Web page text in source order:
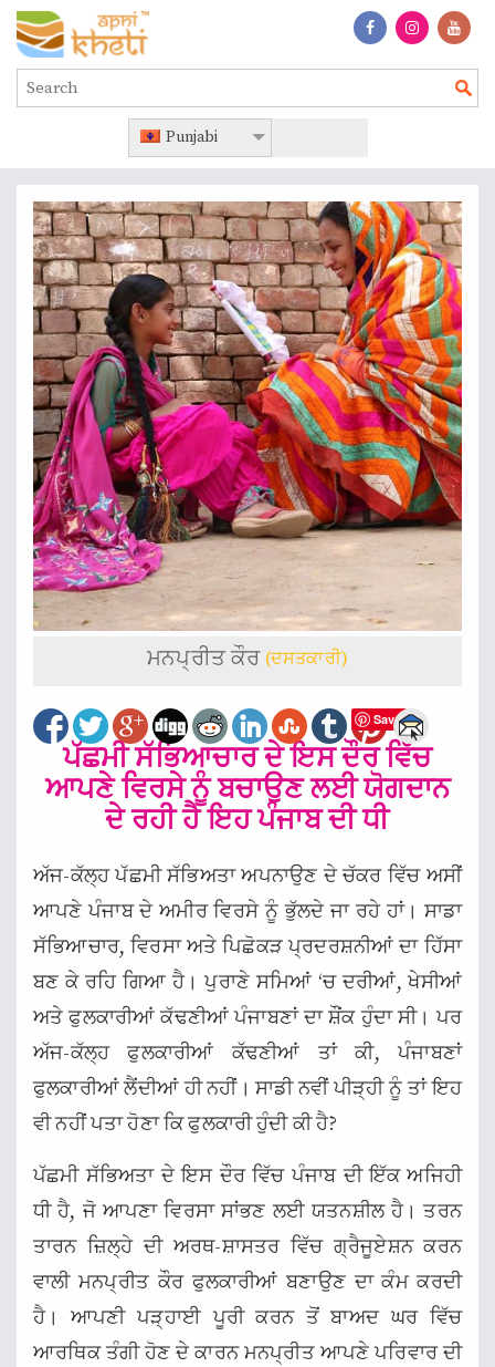
Punjabi
ਮਨਪ੍ਰੀਤ ਕੌਰ (ਦਸਤਕਾਰੀ)
Save
ਪੱਛਮੀ ਸੱਭਿਆਚਾਰ ਦੇ ਇਸ ਦੌਰ ਵਿੱਚ
ਆਪਣੇ ਵਿਰਸੇ ਨੂੰ ਬਚਾਉਣ ਲਈ ਯੋਗਦਾਨ
ਦੇ ਰਹੀ ਹੈ ਇਹ ਪੰਜਾਬ ਦੀ ਧੀ
ਅੱਜ-ਕੱਲ੍ਹ ਪੱਛਮੀ ਸੱਭਿਅਤਾ ਅਪਨਾਉਣ ਦੇ ਚੱਕਰ ਵਿੱਚ ਅਸੀਂ
ਆਪਣੇ ਪੰਜਾਬ ਦੇ ਅਮੀਰ ਵਿਰਸੇ ਨੂੰ ਭੁੱਲਦੇ ਜਾ ਰਹੇ ਹਾਂ। ਸਾਡਾ
ਸੱਭਿਆਚਾਰ, ਵਿਰਸਾ ਅਤੇ ਪਿਛੋਕੜ ਪ੍ਰਦਰਸ਼ਨੀਆਂ ਦਾ ਹਿੱਸਾ
ਬਣ ਕੇ ਰਹਿ ਗਿਆ ਹੈ। ਪੁਰਾਣੇ ਸਮਿਆਂ ‘ਚ ਦਰੀਆਂ, ਖੇਸੀਆਂ
ਅਤੇ ਫੁਲਕਾਰੀਆਂ ਕੱਢਣੀਆਂ ਪੰਜਾਬਣਾਂ ਦਾ ਸ਼ੌਂਕ ਹੁੰਦਾ ਸੀ। ਪਰ
ਅੱਜ-ਕੱਲ੍ਹ ਫੁਲਕਾਰੀਆਂ ਕੱਢਣੀਆਂ ਤਾਂ ਕੀ, ਪੰਜਾਬਣਾਂ
ਫੁਲਕਾਰੀਆਂ ਲੈਂਦੀਆਂ ਹੀ ਨਹੀਂ। ਸਾਡੀ ਨਵੀਂ ਪੀੜ੍ਹੀ ਨੂੰ ਤਾਂ ਇਹ
ਵੀ ਨਹੀਂ ਪਤਾ ਹੋਣਾ ਕਿ ਫੁਲਕਾਰੀ ਹੁੰਦੀ ਕੀ ਹੈ?
ਪੱਛਮੀ ਸੱਭਿਅਤਾ ਦੇ ਇਸ ਦੌਰ ਵਿੱਚ ਪੰਜਾਬ ਦੀ ਇੱਕ ਅਜਿਹੀ
ਧੀ ਹੈ, ਜੋ ਆਪਣਾ ਵਿਰਸਾ ਸਾਂਭਣ ਲਈ ਯਤਨਸ਼ੀਲ ਹੈ। ਤਰਨ
ਤਾਰਨ ਜ਼ਿਲ੍ਹੇ ਦੀ ਅਰਥ-ਸ਼ਾਸਤਰ ਵਿੱਚ ਗ੍ਰੈਜੂਏਸ਼ਨ ਕਰਨ
ਵਾਲੀ ਮਨਪ੍ਰੀਤ ਕੌਰ ਫੁਲਕਾਰੀਆਂ ਬਣਾਉਣ ਦਾ ਕੰਮ ਕਰਦੀ
ਹੈ। ਆਪਣੀ ਪੜ੍ਹਾਈ ਪੂਰੀ ਕਰਨ ਤੋਂ ਬਾਅਦ ਘਰ ਵਿੱਚ
ਆਰਥਿਕ ਤੰਗੀ ਹੋਣ ਦੇ ਕਾਰਨ ਮਨਪ੍ਰੀਤ ਆਪਣੇ ਪਰਿਵਾਰ ਦੀ